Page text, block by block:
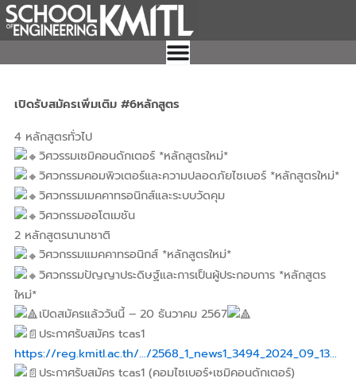
Skip
to
เปิดรับสมัครเพิ่มเติม #6หลักสูตร
4 หลักสูตรทั่วไป
วิศวรรมเซมิคอนดักเตอร์ *หลักสูตรใหม่*
วิศวกรรมคอมพิวเตอร์และความปลอดภัยไซเบอร์ *หลักสูตรใหม่*
วิศวกรรมเมคคาทรอนิกส์และระบบวัดคุม
วิศวกรรมออโตเมชัน
2 หลักสูตรนานาชาติ
วิศวกรรมแมคคาทรอนิกส์ *หลักสูตรใหม่*
วิศวกรรมปัญญาประดิษฐ์และการเป็นผู้ประกอบการ *หลักสูตร
ใหม่*
เปิดสมัครแล้ววันนี้ – 20 ธันวาคม 2567
ประกาศรับสมัคร tcas1
https://reg.kmitl.ac.th/…/2568_1_news1_3494_2024_09_13…
ประกาศรับสมัคร tcas1 (คอมไซเบอร์+เซมิคอนดักเตอร์)